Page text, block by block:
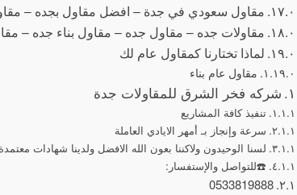
مقاول سعودي في جدة – افضل مقاول بجده –
مقاولات جده – مقاول جده – مقاول بناء جده –
لماذا تختارنا كمقاول عام لك
مقاول عام بناء
شركه فخر الشرق للمقاولات جدة
تنفيذ كافة المشاريع
سرعة وإنجاز بـ أمهر الايادي العاملة
لسنا الوحيدون ولاكننا بعون الله الافضل ولدينا شهادات
☎️للتواصل والإستفسار:
0533819888